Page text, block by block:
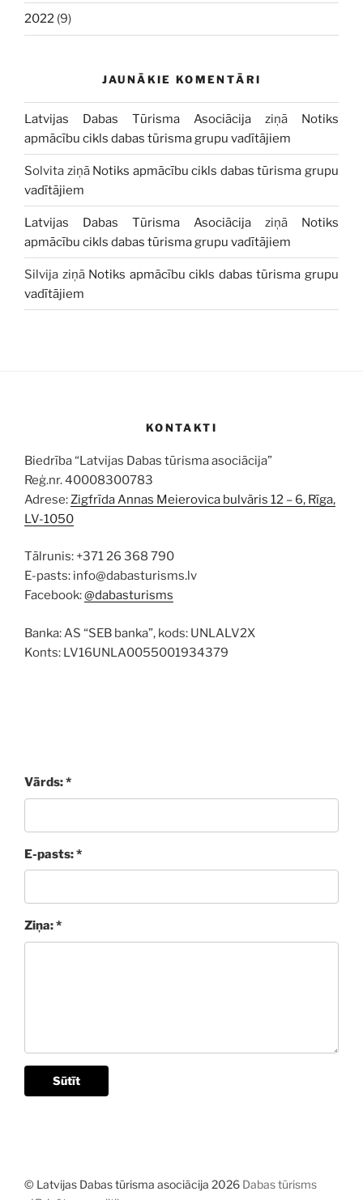
2022 (9)
JAUNĀKIE KOMENTĀRI
Latvijas Dabas Tūrisma Asociācija ziņā Notiks
apmācību cikls dabas tūrisma grupu vadītājiem
Solvita ziņā Notiks apmācību cikls dabas tūrisma grupu
vadītājiem
Latvijas Dabas Tūrisma Asociācija ziņā Notiks
apmācību cikls dabas tūrisma grupu vadītājiem
Silvija ziņā Notiks apmācību cikls dabas tūrisma grupu
vadītājiem
KONTAKTI
Biedrība “Latvijas Dabas tūrisma asociācija”
Reģ.nr. 40008300783
Adrese:Zigfrīda Annas Meierovica bulvāris 12 – 6, Rīga,
LV-1050
Tālrunis: +371 26 368 790
E-pasts: info@dabasturisms.lv
Facebook:@dabasturisms
Banka: AS “SEB banka”, kods: UNLALV2X
Konts: LV16UNLA0055001934379
Vārds: *
E-pasts: *
Ziņa: *
Sūtīt
© Latvijas Dabas tūrisma asociācija 2026 Dabas tūrisms